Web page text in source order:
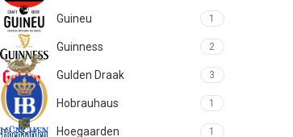
Guineu 1
Guinness 2
Gulden Draak 3
Hobrauhaus 1
Hoegaarden 1